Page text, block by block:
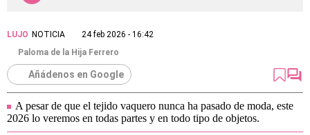
LUJO NOTICIA
24 feb 2026 - 16:42
Paloma de la Hija Ferrero
Añádenos en Google
A pesar de que el tejido vaquero nunca ha pasado de moda, este
2026 lo veremos en todas partes y en todo tipo de objetos.